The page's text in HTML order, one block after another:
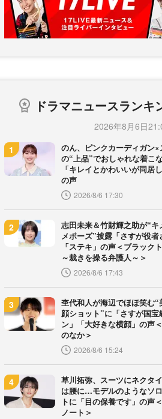
ドラマニュースランキ
2026年8月6日
のん、ピンクカーディガン×
の“上品”でおしゃれな着こ
「キレイとかわいいが同居
の声
2026/8/6 17:30
志田未来＆竹財輝之助が“キ
メポーズ”披露「さすが役者
「ステキ」の声＜ブラック
～裁きを操る弁護人～＞
2026/8/6 17:43
杢代和人が海辺でほほ笑む“
顔ショット”に「さすが国宝
ン」「大好きな横顔」の声
のなか＞
2026/8/6 15:24
草川拓弥、スーツにネクタ
は腰に…モデルのようなソ
トに「目の保養です」の声
ノート＞